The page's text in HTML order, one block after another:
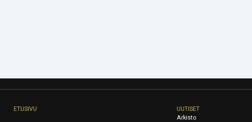
ETUSIVU
UUTISET
Arkisto